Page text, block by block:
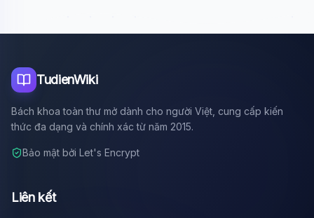
TudienWiki
Bách khoa toàn thư mở dành cho người Việt, cung cấp kiến
thức đa dạng và chính xác từ năm 2015.
Bảo mật bởi Let's Encrypt
Liên kết